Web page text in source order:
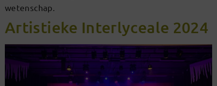
wetenschap.
Artistieke Interlyceale 2024